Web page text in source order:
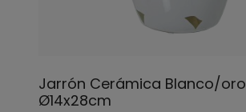
Jarrón Cerámica Blanco/oro
Ø14x28cm